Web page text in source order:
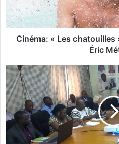
«
L
h
a
t
o
u
i
Cinéma: « Les
Éric
P
o
l
i
t
i